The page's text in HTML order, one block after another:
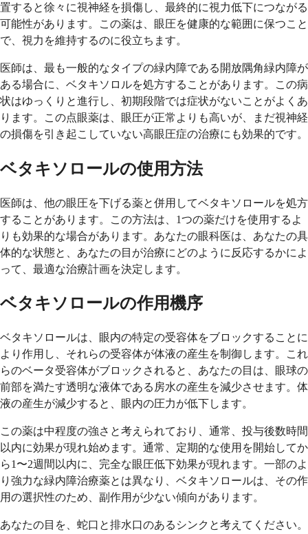
置すると徐々に視神経を損傷し、最終的に視力低下につながる
可能性があります。この薬は、眼圧を健康的な範囲に保つこと
で、視力を維持するのに役立ちます。
医師は、最も一般的なタイプの緑内障である開放隅角緑内障が
ある場合に、ベタキソロルを処方することがあります。この病
状はゆっくりと進行し、初期段階では症状がないことがよくあ
ります。この点眼薬は、眼圧が正常よりも高いが、まだ視神経
の損傷を引き起こしていない高眼圧症の治療にも効果的です。
ベタキソロールの使用方法
医師は、他の眼圧を下げる薬と併用してベタキソロールを処方
することがあります。この方法は、1つの薬だけを使用するよ
りも効果的な場合があります。あなたの眼科医は、あなたの具
体的な状態と、あなたの目が治療にどのように反応するかによ
って、最適な治療計画を決定します。
ベタキソロールの作用機序
ベタキソロールは、眼内の特定の受容体をブロックすることに
より作用し、それらの受容体が体液の産生を制御します。これ
らのベータ受容体がブロックされると、あなたの目は、眼球の
前部を満たす透明な液体である房水の産生を減少させます。体
液の産生が減少すると、眼内の圧力が低下します。
この薬は中程度の強さと考えられており、通常、投与後数時間
以内に効果が現れ始めます。通常、定期的な使用を開始してか
ら1〜2週間以内に、完全な眼圧低下効果が現れます。一部のよ
り強力な緑内障治療薬とは異なり、ベタキソロールは、その作
用の選択性のため、副作用が少ない傾向があります。
あなたの目を、蛇口と排水口のあるシンクと考えてください。